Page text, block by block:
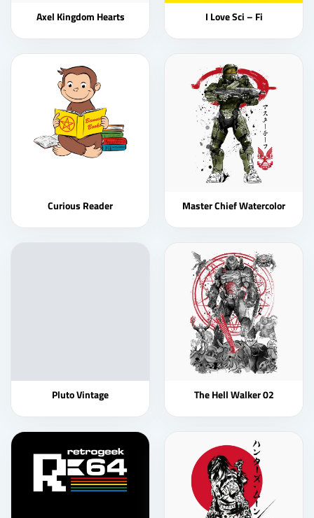
Axel Kingdom Hearts I Love Sci – Fi
Curious Reader Master Chief Watercolor
Pluto Vintage The Hell Walker 02